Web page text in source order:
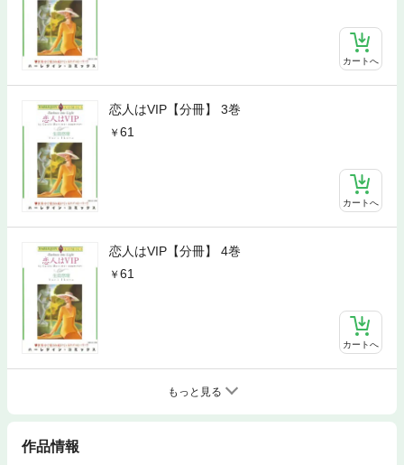
カートへ
恋人はVIP【分冊】 3巻
61
カートへ
恋人はVIP【分冊】 4巻
61
カートへ
もっと見る
作品情報